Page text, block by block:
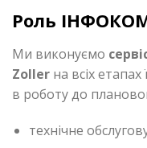
Роль
Ми виконуємо
Zoller на всіх
в роботу до
технічне